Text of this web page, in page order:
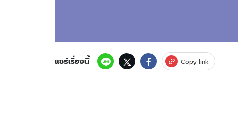
แชร์เรื่องนี้ Copy link